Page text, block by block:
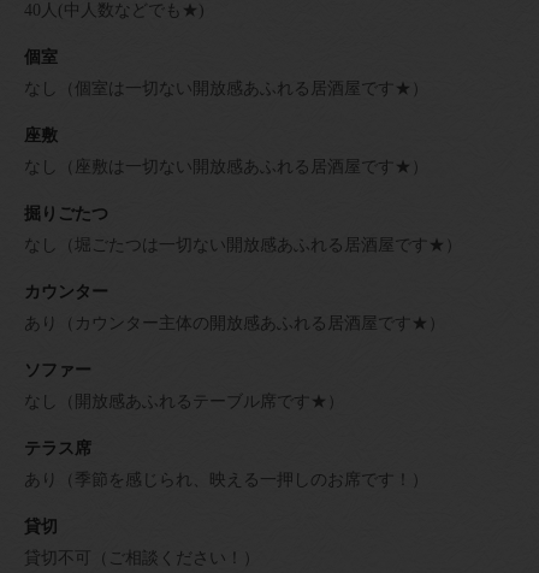
40人(中人数などでも★)
個室
なし（個室は一切ない開放感あふれる居酒屋です★）
座敷
なし（座敷は一切ない開放感あふれる居酒屋です★）
掘りごたつ
なし（堀ごたつは一切ない開放感あふれる居酒屋です★）
カウンター
あり（カウンター主体の開放感あふれる居酒屋です★）
ソファー
なし（開放感あふれるテーブル席です★）
テラス席
あり（季節を感じられ、映える一押しのお席です！）
貸切
貸切不可（ご相談ください！）